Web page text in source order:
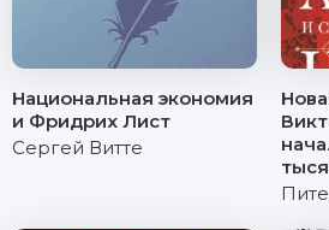
Национальная экономия
и Фридрих Лист
Сергей Витте